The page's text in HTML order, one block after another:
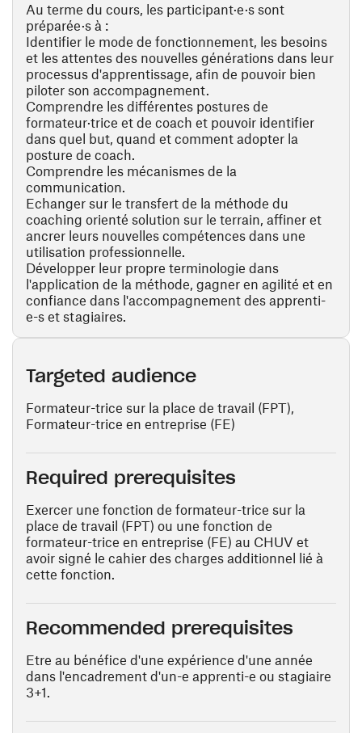
Au terme du cours, les participant·e·s sont
préparée·s à :
Identifier le mode de fonctionnement, les besoins
et les attentes des nouvelles générations dans leur
processus d'apprentissage, afin de pouvoir bien
piloter son accompagnement.
Comprendre les différentes postures de
formateur·trice et de coach et pouvoir identifier
dans quel but, quand et comment adopter la
posture de coach.
Comprendre les mécanismes de la
communication.
Echanger sur le transfert de la méthode du
coaching orienté solution sur le terrain, affiner et
ancrer leurs nouvelles compétences dans une
utilisation professionnelle.
Développer leur propre terminologie dans
l'application de la méthode, gagner en agilité et en
confiance dans l'accompagnement des apprenti-
e-s et stagiaires.
Targeted audience
Formateur-trice sur la place de travail (FPT),
Formateur-trice en entreprise (FE)
Required prerequisites
Exercer une fonction de formateur-trice sur la
place de travail (FPT) ou une fonction de
formateur-trice en entreprise (FE) au CHUV et
avoir signé le cahier des charges additionnel lié à
cette fonction.
Recommended prerequisites
Etre au bénéfice d'une expérience d'une année
dans l'encadrement d'un-e apprenti-e ou stagiaire
3+1.